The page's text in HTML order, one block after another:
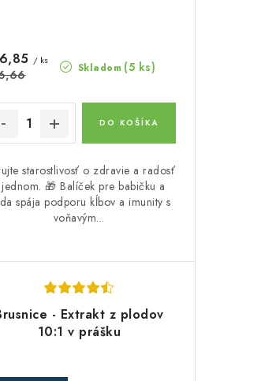
Skladom (5 ks)
/ ks
DO KOŠÍKA
starostlivosť o zdravie a radosť
🎁 Balíček pre babičku a
spája podporu kĺbov a imunity s
voňavým...
- Extrakt z plodov
10:1 v prášku